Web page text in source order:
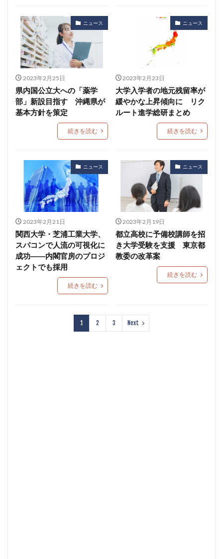
ニュース
2023年2月25日
県内国公立大への「薬学
部」新設目指す 沖縄県が
基本方針を策定
続きを読む
ニュース
2023年2月23日
大学入学者の地元残留率が
緩やかな上昇傾向に リク
ルート進学総研まとめ
続きを読む
ニュース
2023年2月21日
関西大学・芝浦工業大学、
スパコンで人流の可視化に
成功――内閣官房のプロジ
ェクトでも採用
続きを読む
ニュース
2023年2月19日
都立高校に予備校講師を招
き大学受験を支援 東京都
教委の改革案
続きを読む
1 2 3 Next